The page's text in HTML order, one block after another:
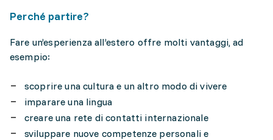
Perché partire?
Fare un’esperienza all’estero offre molti vantaggi, ad
esempio:
scoprire una cultura e un altro modo di vivere
imparare una lingua
creare una rete di contatti internazionale
sviluppare nuove competenze personali e